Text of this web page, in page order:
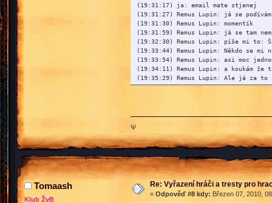
(19:31:17) ja: email mate stjenej
(19:31:27) Remus Lupin: já se podívám
(19:31:30) Remus Lupin: momentík
(19:31:59) Remus Lupin: já se tam
(19:32:30) Remus Lupin: píše mi to:
(19:33:44) Remus Lupin: Někdo se mi
(19:33:54) Remus Lupin: asi moc
(19:34:11) Remus Lupin: a koukám
(19:35:29) Remus Lupin: Ale já za to
(19:35:33) Remus Lupin: že mi vzal
(19:37:11) Remus Lupin: moje hlopost
(19:37:17) Remus Lupin: mám moc
(19:37:27) ja: chces mi rict ze se ti
(19:37:32) ja: a prihlaisl se za tebe
(19:37:40) Remus Lupin: za mě?
(19:37:50) Remus Lupin: A asi jo
...
Ψ
Tomaash
Klub ŽvB
Re: Vyřazení hráči a tresty pro
« Odpověď #8 kdy: Březen 07, 2010,